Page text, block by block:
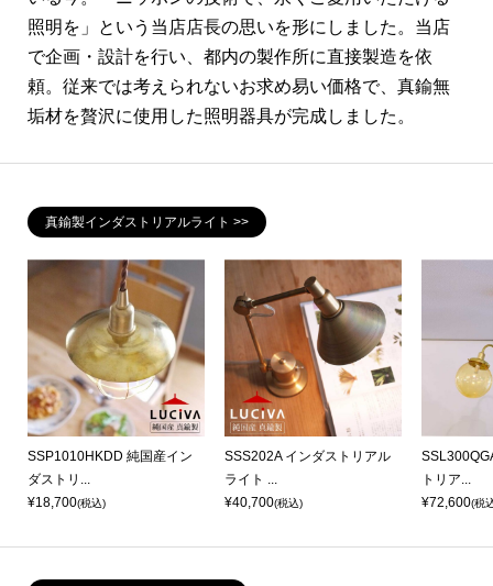
照明を」という当店店長の思いを形にしました。当店
で企画・設計を行い、都内の製作所に直接製造を依
頼。従来では考えられないお求め易い価格で、真鍮無
垢材を贅沢に使用した照明器具が完成しました。
真鍮製インダストリアルライト >>
SSP1010HKDD 純国産イン
ダストリ...
¥18,700(税込)
SSS202A インダストリアル
ライト ...
¥40,700(税込)
トリア...
¥72,600(税